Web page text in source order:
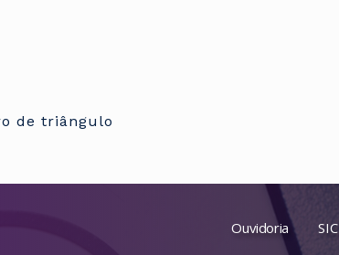
Ouvidoria SIC